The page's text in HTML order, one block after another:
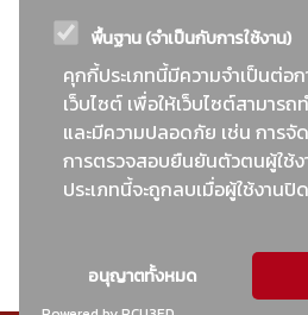
พื้นฐาน (จำเป็นกับการใช้งาน)
คุกกี้ประเภทนี้มีความจำเป็นต่อ
เว็บไซต์ เพื่อให้เว็บไซต์สามาร
และมีความปลอดภัย เช่น การจั
การตรวจสอบยืนยันตัวตนผู้ใช้
ประเภทนี้จะถูกลบเมื่อผู้ใช้งานปิ
อนุญาตทั้งหมด
: วิธีเฉพาะเจาะจง
ข่าวสาร/ประกาศ
: เอกสารส่งเสริมความโปร่งใสในการจัดซื้อจั
ข่าวสารจัดซื้อจัดจ้าง
: แผนการจัดซื้อจัดจ้าง